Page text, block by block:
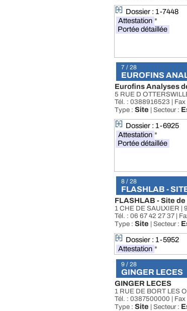
Dossier : 1-7448
Attestation *
Portée détaillée
7 / 28
EUROFINS
Eurofins Analyses
5 RUE D
Tél. : 0388916523 | Fax
Type : Site | Secteur :
Dossier : 1-6925
Attestation *
Portée détaillée
8 / 28
FLASHLAB -
FLASHLAB - Site
1 CHE DE SAULXIER |
Tél. : 06 67 42 27 37 |
Type : Site | Secteur :
Dossier : 1-5952
Attestation *
9 / 28
GINGER LECES
GINGER LECES
1 RUE DE BORT LES
Tél. : 0387500000 | Fax
Type : Site | Secteur :